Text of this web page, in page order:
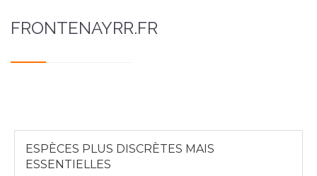
FRONTENAYRR.FR
ESPÈCES PLUS DISCRÈTES MAIS
ESSENTIELLES